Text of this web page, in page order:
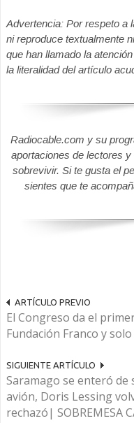
Advertencia: Por respeto a
ni reproduce textualmente
que han llamado la
la literalidad del artículo
Radiocable.com y su
aportaciones de lectores
sobrevivir. Si te gusta el
sientes que te
ARTÍCULO PREVIO
El Congreso da el
Fundación Franco y
SIGUIENTE ARTÍCULO
Saramago se enteró
avión, Doris Lessing
rechazó| SOBREMESA